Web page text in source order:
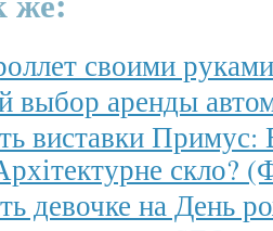
своими руками
выбор аренды
виставки Примус:
скло?
девочке на День